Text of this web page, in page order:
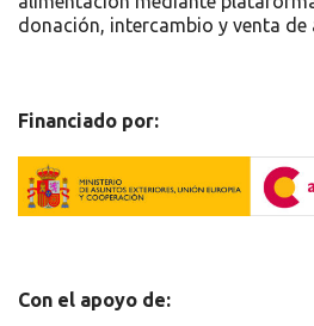
donación, intercambio y venta de
Financiado por:
Con el apoyo de: